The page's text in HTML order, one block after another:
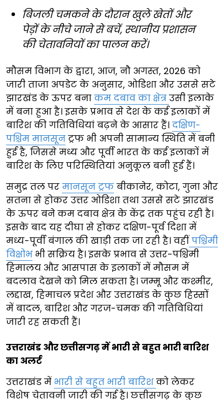
बिजली चमकने के दौरान खुले खेतों और
पेड़ों के नीचे जाने से बचें, स्थानीय प्रशासन
की चेतावनियों का पालन करें।
मौसम विभाग के द्वारा, आज, नौ अगस्त, 2026 को
जारी ताजा अपडेट के अनुसार, ओडिशा और उससे सटे
झारखंड के ऊपर बना कम दबाव का क्षेत्र उसी इलाके
में बना हुआ है। इसके प्रभाव से देश के कई इलाकों में
बारिश की गतिविधियां बढ़ने के आसार हैं। दक्षिण-
पश्चिम मानसून ट्रफ भी अपनी सामान्य स्थिति में बनी
हुई है, जिससे मध्य और पूर्वी भारत के कई इलाकों में
बारिश के लिए परिस्थितियां अनुकूल बनी हुई हैं।
समुद्र तल पर मानसून ट्रफ बीकानेर, कोटा, गुना और
सतना से होकर उत्तर ओडिशा तथा उससे सटे झारखंड
के ऊपर बने कम दबाव क्षेत्र के केंद्र तक पहुंच रही है।
इसके बाद यह दीघा से होकर दक्षिण-पूर्व दिशा में
मध्य-पूर्वी बंगाल की खाड़ी तक जा रही है। वहीं पश्चिमी
विक्षोभभी सक्रिय है। इसके प्रभाव से उत्तर-पश्चिमी
हिमालय और आसपास के इलाकों में मौसम में
बदलाव देखने को मिल सकता है। जम्मू और कश्मीर,
लद्दाख, हिमाचल प्रदेश और उत्तराखंड के कुछ हिस्सों
में बादल, बारिश और गरज-चमक की गतिविधियां
जारी रह सकती हैं।
उत्तराखंड और छत्तीसगढ़ में भारी से बहुत भारी बारिश
का अलर्ट
उत्तराखंड में भारी से बहुत भारी बारिशको लेकर
विशेष चेतावनी जारी की गई है। छत्तीसगढ़ के कुछ